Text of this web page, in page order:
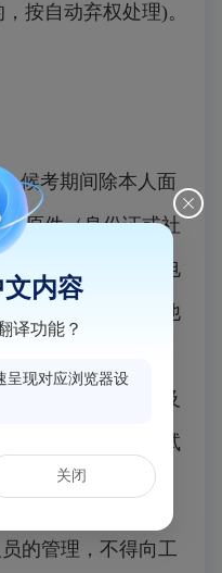
按自动弃权处理)。
候考期间除本人面
原件（身份证或社
手机、平板电脑、电
的电子产品
和其他
作人员统一代管，
室，
严禁与外界及
为违纪，取消面试
的管理，不得向工
内容
译功能？
呈现对应浏览器设
关闭